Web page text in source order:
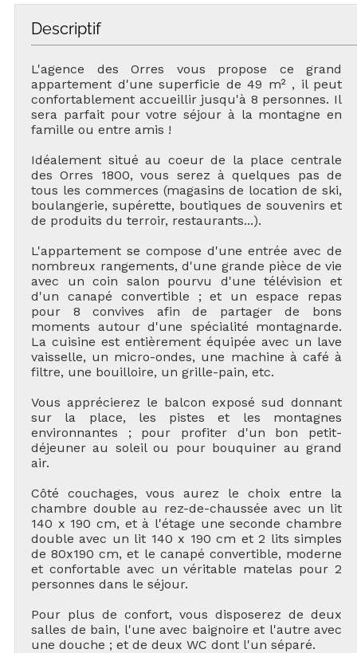
Descriptif
L'agence des Orres vous propose ce grand
appartement d'une superficie de 49 m² , il peut
confortablement accueillir jusqu'à 8 personnes. Il
sera parfait pour votre séjour à la montagne en
famille ou entre amis !
Idéalement situé au coeur de la place centrale
des Orres 1800, vous serez à quelques pas de
tous les commerces (magasins de location de ski,
boulangerie, supérette, boutiques de souvenirs et
de produits du terroir, restaurants...).
L'appartement se compose d'une entrée avec de
nombreux rangements, d'une grande pièce de vie
avec un coin salon pourvu d'une télévision et
d'un canapé convertible ; et un espace repas
pour 8 convives afin de partager de bons
moments autour d'une spécialité montagnarde.
La cuisine est entièrement équipée avec un lave
vaisselle, un micro-ondes, une machine à café à
filtre, une bouilloire, un grille-pain, etc.
Vous apprécierez le balcon exposé sud donnant
sur la place, les pistes et les montagnes
environnantes ; pour profiter d'un bon petit-
déjeuner au soleil ou pour bouquiner au grand
air.
Côté couchages, vous aurez le choix entre la
chambre double au rez-de-chaussée avec un lit
140 x 190 cm, et à l'étage une seconde chambre
double avec un lit 140 x 190 cm et 2 lits simples
de 80x190 cm, et le canapé convertible, moderne
et confortable avec un véritable matelas pour 2
personnes dans le séjour.
Pour plus de confort, vous disposerez de deux
salles de bain, l'une avec baignoire et l'autre avec
une douche ; et de deux WC dont l'un séparé.